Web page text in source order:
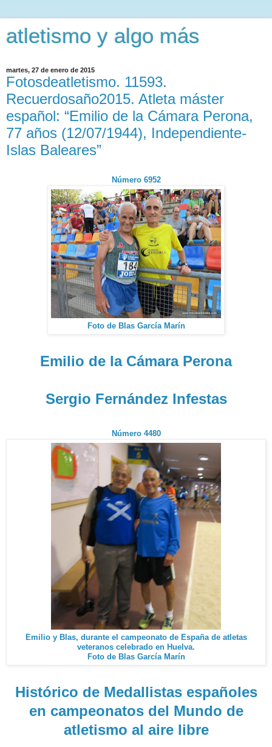
atletismo y algo más
martes, 27 de enero de 2015
Fotosdeatletismo. 11593.
Recuerdosaño2015. Atleta máster
español: “Emilio de la Cámara Perona,
77 años (12/07/1944), Independiente-
Islas Baleares”
Número 6952
Foto de Blas García Marín
Emilio de la Cámara Perona
Sergio Fernández Infestas
Número 4480
Emilio y Blas, durante el campeonato de España de atletas
veteranos celebrado en Huelva.
Foto de Blas García Marín
Histórico de Medallistas españoles
en campeonatos del Mundo de
atletismo al aire libre